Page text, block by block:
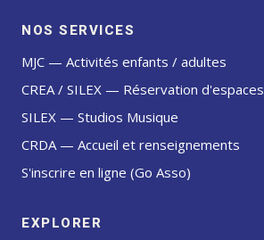
NOS SERVICES
MJC — Activités enfants / adultes
CREA / SILEX — Réservation d'espaces
SILEX — Studios Musique
CRDA — Accueil et renseignements
S'inscrire en ligne (Go Asso)
EXPLORER